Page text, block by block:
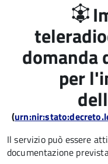
domanda
per
(
Il servizio può essere
documentazione